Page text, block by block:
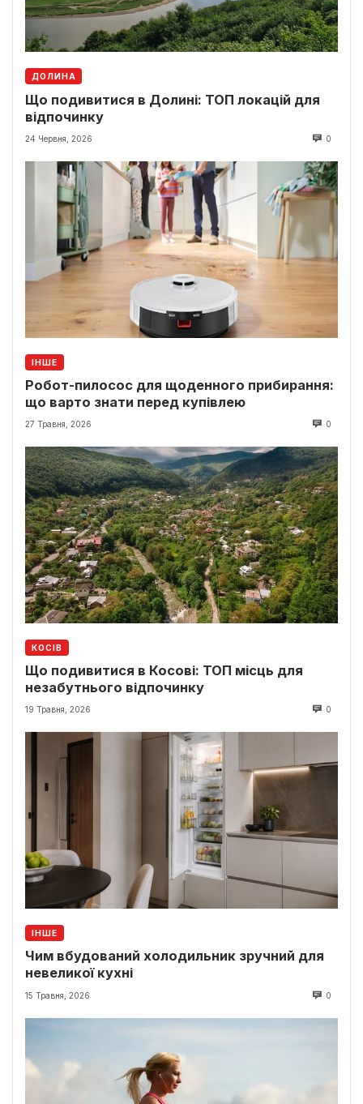
ДОЛИНА
Що подивитися в Долині: ТОП локацій для
відпочинку
24 Червня, 2026 0
ІНШЕ
Робот-пилосос для щоденного прибирання:
що варто знати перед купівлею
27 Травня, 2026 0
КОСІВ
Що подивитися в Косові: ТОП місць для
незабутнього відпочинку
19 Травня, 2026 0
ІНШЕ
Чим вбудований холодильник зручний для
невеликої кухні
15 Травня, 2026 0